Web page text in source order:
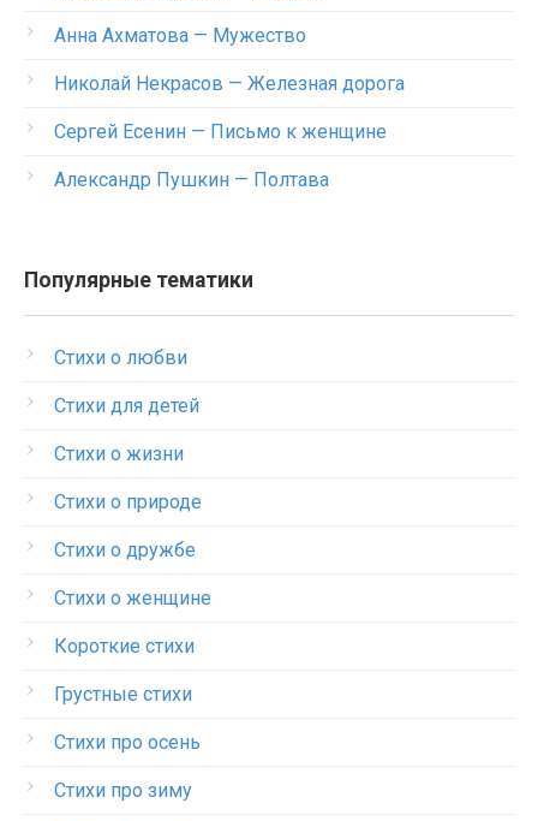
Анна Ахматова — Мужество
Николай Некрасов — Железная дорога
Сергей Есенин — Письмо к женщине
Александр Пушкин — Полтава
Популярные тематики
Стихи о любви
Стихи для детей
Стихи о жизни
Стихи о природе
Стихи о дружбе
Стихи о женщине
Короткие стихи
Грустные стихи
Стихи про осень
Стихи про зиму